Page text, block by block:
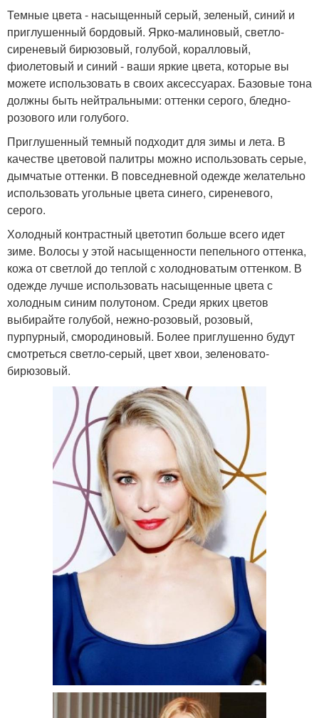
Темные цвета - насыщенный серый, зеленый, синий и
приглушенный бордовый. Ярко-малиновый, светло-
сиреневый бирюзовый, голубой, коралловый,
фиолетовый и синий - ваши яркие цвета, которые вы
можете использовать в своих аксессуарах. Базовые тона
должны быть нейтральными: оттенки серого, бледно-
розового или голубого.
Приглушенный темный подходит для зимы и лета. В
качестве цветовой палитры можно использовать серые,
дымчатые оттенки. В повседневной одежде желательно
использовать угольные цвета синего, сиреневого,
серого.
Холодный контрастный цветотип больше всего идет
зиме. Волосы у этой насыщенности пепельного оттенка,
кожа от светлой до теплой с холодноватым оттенком. В
одежде лучше использовать насыщенные цвета с
холодным синим полутоном. Среди ярких цветов
выбирайте голубой, нежно-розовый, розовый,
пурпурный, смородиновый. Более приглушенно будут
смотреться светло-серый, цвет хвои, зеленовато-
бирюзовый.